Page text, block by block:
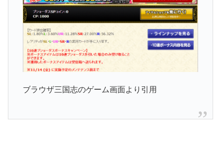
ブラウザ三国志のゲーム画面より引用